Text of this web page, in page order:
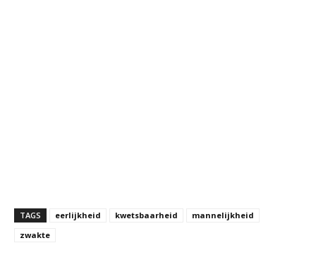
TAGS eerlijkheid kwetsbaarheid
mannelijkheid
zwakte